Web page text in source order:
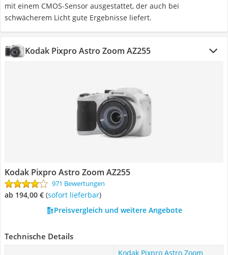
mit einem CMOS-Sensor ausgestattet, der auch bei
schwächerem Licht gute Ergebnisse liefert.
Kodak Pixpro Astro Zoom AZ255
Kodak Pixpro Astro Zoom AZ255
971 Bewertungen
ab 194,00 € ( Sofort lieferbar)
Preisvergleich und weitere Angebote
Technische Details
Kodak Pixpro Astro Zoom